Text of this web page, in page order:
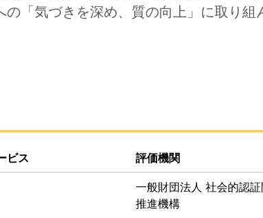
「気づきを深め、質の向上」に取り組
でダウンロードすることができます。
ビス 評価機関
一般財団法人 社会的認証
推進機構